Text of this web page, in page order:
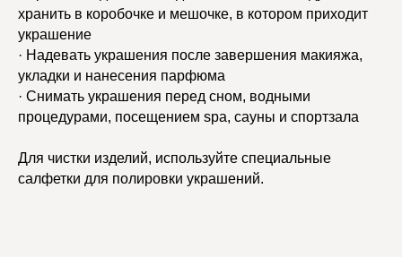
хранить в коробочке и мешочке, в котором приходит
украшение
· Надевать украшения после завершения макияжа,
укладки и нанесения парфюма
· Снимать украшения перед сном, водными
процедурами, посещением spa, сауны и спортзала
Для чистки изделий, используйте специальные
салфетки для полировки украшений.